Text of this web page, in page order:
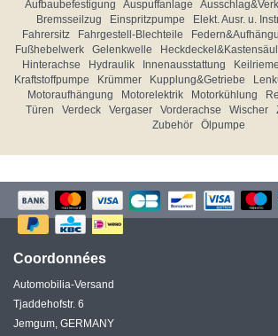
Aufbaubefestigung Auspuffanlage
Bremsseilzug
Einspritzpumpe Elekt. Ausr. u.
Fahrersitz
Fahrgestell-Blechteile
Fußhebelwerk
Gelenkwelle
Hinterachse
Hydraulik Innenausstattung
Kraftstoffpumpe
Krümmer Kupplung&Getriebe
Motoraufhängung
Motorelektrik Motorkühlung
Türen
Verdeck Vergaser Vorderachse Wischer
Zubehör
Ölpumpe
Coordonnées
Automobilia-Versand
Tjaddehofstr. 6
Jemgum, GERMANY